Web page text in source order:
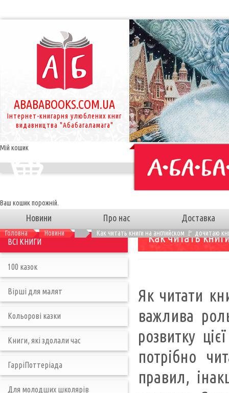
ABABABOOKS.COM.UA
Інтернет-книгарня улюблених книг
видавництва "Абабагаламага"
Мій кошик
Ваш кошик порожній.
Новини Про нас Доставка
Головна Новини Как читать книги на английском 🚩 дочитаю
Как читать
Як читати
важлива
розвитку
потрібно
правил,
ВСІ КНИГИ
100 казок
Вірші для малят
Кольорові казки
Книги, які здолали час
ГарріПоттеріада
Для молодших школярів